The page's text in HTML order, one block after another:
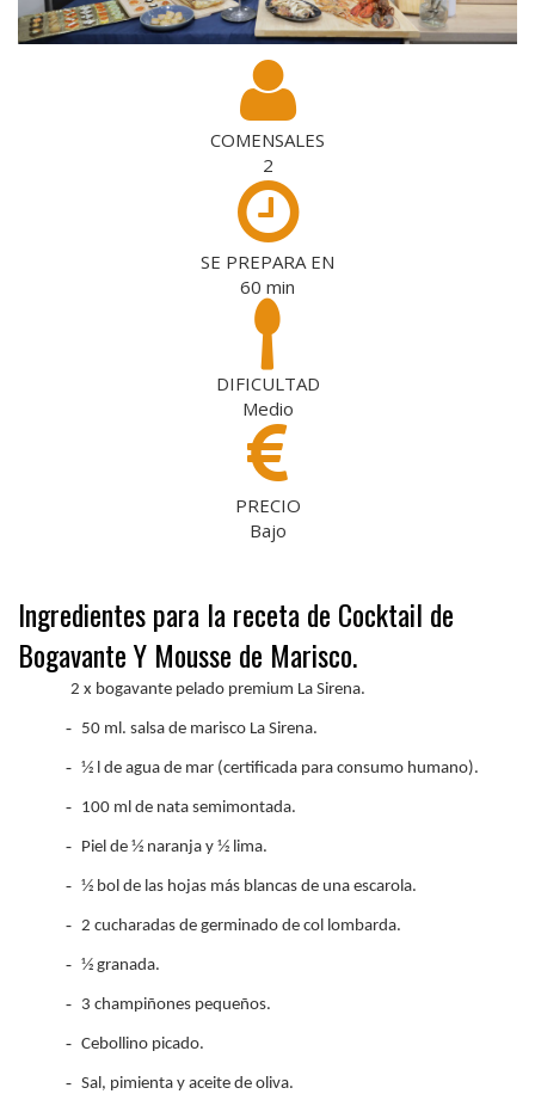
COMENSALES
2
SE PREPARA EN
60 min
DIFICULTAD
Medio
PRECIO
Bajo
Ingredientes para la receta de Cocktail de
Bogavante Y Mousse de Marisco.
2 x bogavante pelado premium La Sirena.
- 50 ml. salsa de marisco La Sirena.
- 1⁄2 l de agua de mar (certificada para consumo humano).
- 100 ml de nata semimontada.
- Piel de 1⁄2 naranja y 1⁄2 lima.
- 1⁄2 bol de las hojas más blancas de una escarola.
- 2 cucharadas de germinado de col lombarda.
- 1⁄2 granada.
- 3 champiñones pequeños.
- Cebollino picado.
- Sal, pimienta y aceite de oliva.